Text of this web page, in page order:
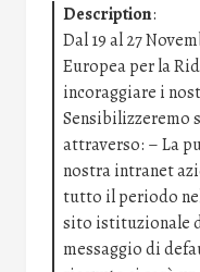
Description:
Dal 19 al 27
Europea per la
incoraggiare i
Sensibilizzeremo
attraverso: – La
nostra intranet
tutto il periodo
sito istituzionale
messaggio di